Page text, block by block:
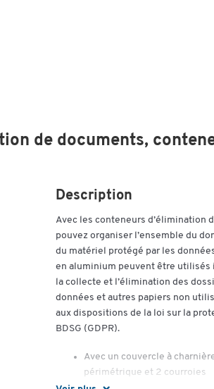
de documents,
Description
Avec les conteneurs d’élimination
pouvez organiser l’ensemble du
du matériel protégé par les
en aluminium peuvent être
la collecte et l’élimination des
données et autres papiers non
aux dispositions de la loi sur la
BDSG (GDPR).
Avec un couvercle à
périmétrique et 2 courroies